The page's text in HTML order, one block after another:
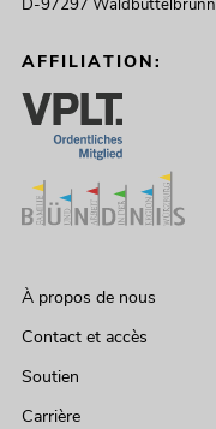
D-97297 Waldbüttelbrunn
AFFILIATION:
À propos de nous
Contact et accès
Soutien
Carrière